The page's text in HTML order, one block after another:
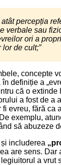
percepția
verbale sau
ori a
de cult;”
concepte
definiție a
că o
a fost de a
evreu, fără ca
exemplu,
să abuzeze
includerea
are sens.
a vrut